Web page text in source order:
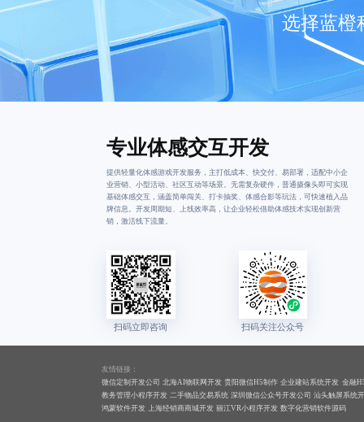
选择蓝橙
专业体感交互开发
提供轻量化体感游戏开发服务，主打低成本、快交付、易部署，适配中小企
业营销、小型活动、社区互动等场景。无需复杂硬件，普通摄像头即可实现
基础体感交互，涵盖简单闯关、打卡抽奖、体感合影等玩法，可快速植入品
牌信息。开发周期短、上线效率高，让企业轻松借助体感技术实现创新营
销，激活线下流量。
友情链接：
微信定制开发公司 北海AI物联网开发 贵阳微信H5制作 企业建站系统开发 金融
教务管理小程序开发 二手物品交易系统 深圳微信公众号开发公司 汕头触屏系统
鸿蒙软件开发
上海经销商商城开发 丽江VR小程序开发 数字化营销软件源码